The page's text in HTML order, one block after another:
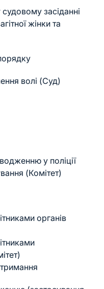
засіданні
жінки та
волі (Суд)
у поліції
(Комітет)
органів